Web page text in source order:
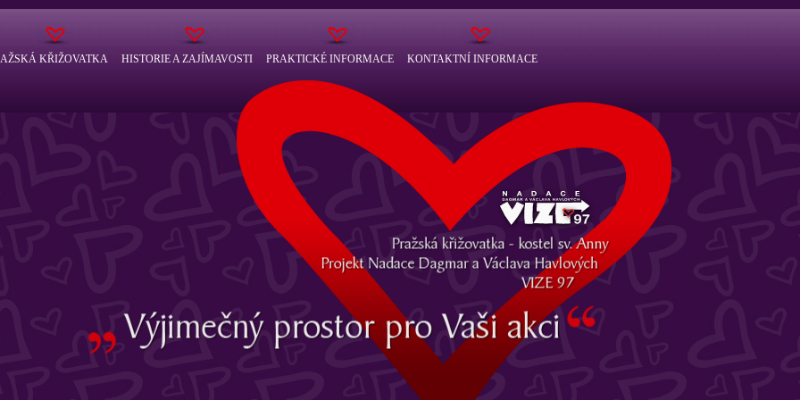
KŘIŽOVATKA HISTORIE A ZAJÍMAVOSTI PRAKTICKÉ INFORMACE KONTAKTNÍ INFORMACE